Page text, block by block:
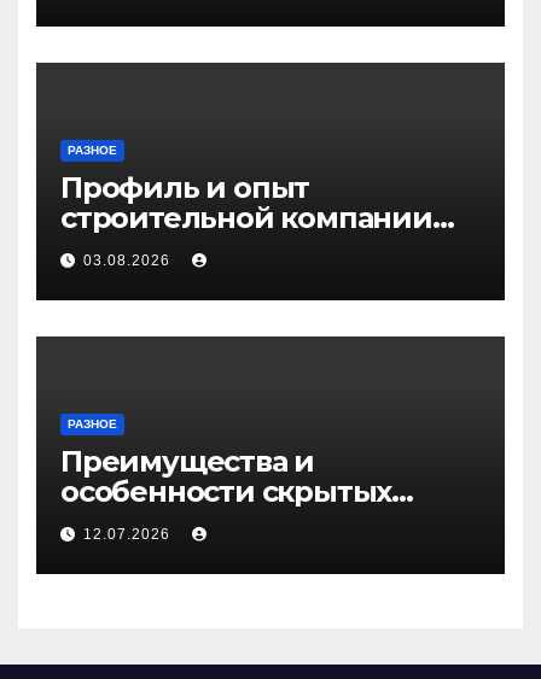
РАЗНОЕ
Профиль и опыт
строительной компании
Медичи
03.08.2026
РАЗНОЕ
Преимущества и
особенности скрытых
дверей
12.07.2026